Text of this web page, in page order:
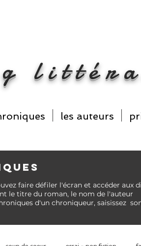
les auteurs
faire défiler l'écran et accéder aux
le titre du roman, le nom de l'auteur
d'un chroniqueur, saisissez